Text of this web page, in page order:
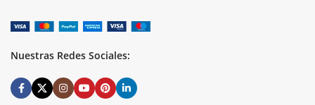
Nuestras Redes Sociales: